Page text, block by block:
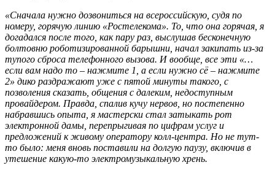
«Сначала нужно дозвониться на всероссийскую, судя по
номеру, горячую линию «Ростелекома». То, что она горячая, я
догадался после того, как пару раз, выслушав бесконечную
болтовню роботизированной барышни, начал закипать из-за
тупого сброса телефонного вызова. И вообще, все эти «…
если вам надо то – нажмите 1, а если нужно сё – нажмите
2» дико раздражают уже с пятой минуты такого, с
позволения сказать, общения с далеким, недоступным
провайдером. Правда, спалив кучу нервов, но постепенно
набравшись опыта, я мастерски стал затыкать рот
электронной дамы, перепрыгивая по цифрам услуг и
предложений к живому оператору колл-центра. Но не тут-
то было: меня вновь поставили на долгую паузу, включив в
утешение какую-то электромузыкальную хрень.